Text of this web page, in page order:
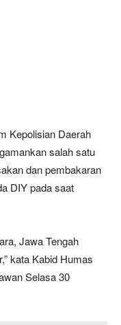
Kepolisian Daerah
salah satu
dan pembakaran
DIY pada saat
Jawa Tengah
kata Kabid Humas
Selasa 30